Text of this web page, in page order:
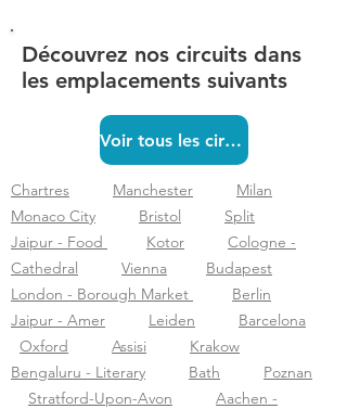
Découvrez nos circuits dans
les emplacements suivants
Voir tous les circuits
Chartres Manchester
Milan
Monaco City
Bristol
Split
Jaipur - Food
Kotor
Cologne -
Cathedral
Vienna
Budapest
London - Borough Market
Berlin
Jaipur - Amer
Leiden
Barcelona
Oxford
Assisi
Krakow
Bengaluru - Literary
Bath
Poznan
Stratford-Upon-Avon
Aachen -